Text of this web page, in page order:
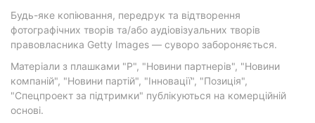
Будь-яке копіювання, передрук та відтворення
фотографічних творів та/або аудіовізуальних творів
правовласника Getty Images — суворо забороняється.
Матеріали з плашками "Р", "Новини партнерів", "Новини
компаній", "Новини партій", "Інновації", "Позиція",
"Спецпроект за підтримки" публікуються на комерційній
основі.